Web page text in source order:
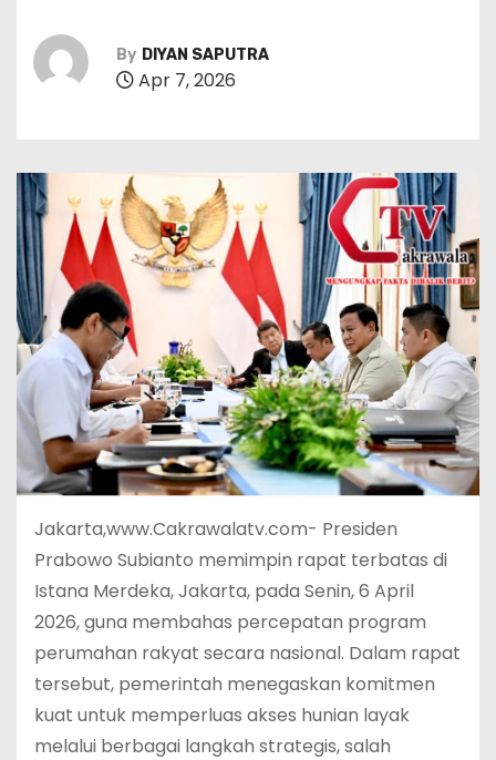
By DIYAN SAPUTRA
Apr 7, 2026
Jakarta,www.Cakrawalatv.com‎- Presiden
Prabowo Subianto memimpin rapat terbatas di
Istana Merdeka, Jakarta, pada Senin, 6 April
2026, guna membahas percepatan program
perumahan rakyat secara nasional. Dalam rapat
tersebut, pemerintah menegaskan komitmen
kuat untuk memperluas akses hunian layak
melalui berbagai langkah strategis, salah